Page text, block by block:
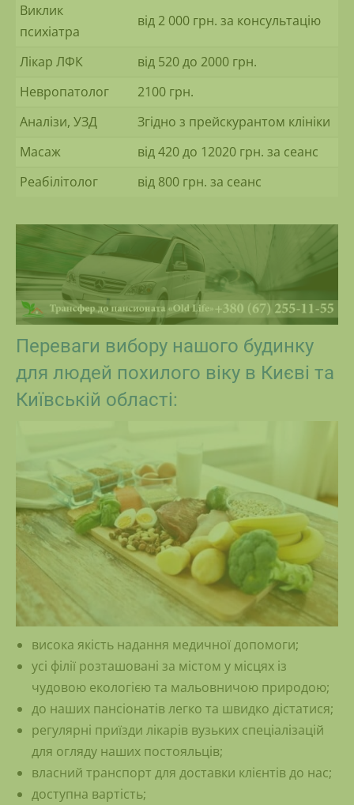
Виклик
психіатра
від 2 000 грн. за консультацію
Лікар ЛФК
від 520 до 2000 грн.
Невропатолог
2100 грн.
Аналізи, УЗД
Згідно з прейскурантом клініки
Масаж
від 420 до 12020 грн. за сеанс
Реабілітолог
від 800 грн. за сеанс
Переваги вибору нашого будинку
для людей похилого віку в Києві та
Київській області:
висока якість надання медичної допомоги;
усі філії розташовані за містом у місцях із
чудовою екологією та мальовничою природою;
до наших пансіонатів легко та швидко дістатися;
регулярні приїзди лікарів вузьких спеціалізацій
для огляду наших постояльців;
власний транспорт для доставки клієнтів до нас;
доступна вартість;